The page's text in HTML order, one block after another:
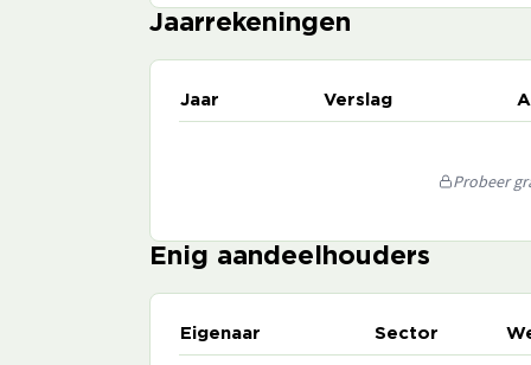
Jaarrekeningen
Jaar Verslag
Probeer
Enig aandeelhouders
Eigenaar Sector